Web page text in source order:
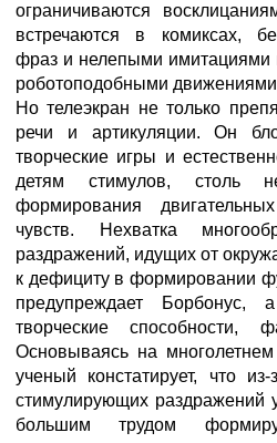
ограничиваются
встречаются в комиксах,
фраз и нелепыми
роботоподобными
Но телеэкран не только
речи и артикуляции. Он
творческие игры и
детям стимулов, столь
формирования
чувств. Нехватка
раздражений, идущих от
к дефициту в формировании
предупреждает Борбонус,
творческие способности,
Основываясь на многолетнем
ученый констатирует, что
стимулирующих раздражений
большим трудом